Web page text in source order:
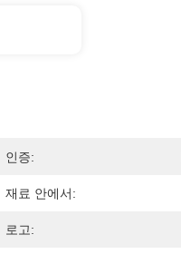
인증:
재료 안에서:
로고: